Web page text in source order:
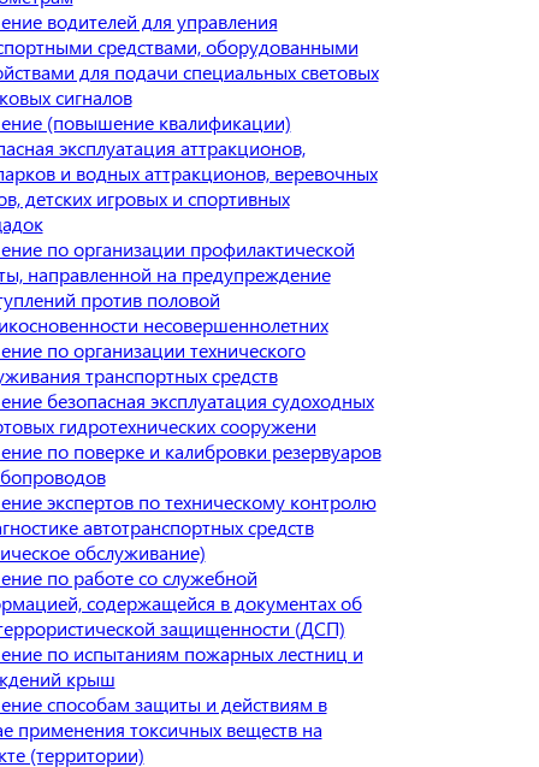
водителей для управления
средствами, оборудованными
для подачи специальных световых
сигналов
(повышение квалификации)
эксплуатация аттракционов,
и водных аттракционов, веревочных
детских игровых и спортивных
по организации профилактической
направленной на предупреждение
против половой
несовершеннолетних
по организации технического
транспортных средств
безопасная эксплуатация судоходных
гидротехнических сооружени
по поверке и калибровки резервуаров
экспертов по техническому контролю
автотранспортных средств
обслуживание)
по работе со служебной
содержащейся в документах об
защищенности (ДСП)
по испытаниям пожарных лестниц и
крыш
способам защиты и действиям в
применения токсичных веществ на
(территории)